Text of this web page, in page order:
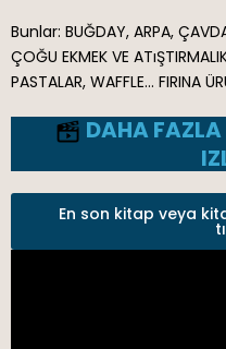
Bunlar: BUĞDAY, ARPA,
ÇOĞU EKMEK VE
PASTALAR, WAFFLE… FIRINA
DAHA
En son kitap veya